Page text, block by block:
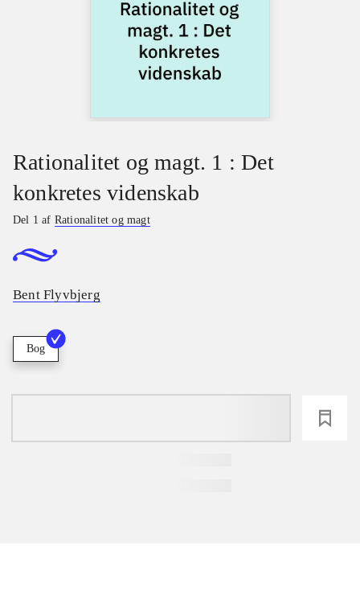
Rationalitet og magt. 1 : Det
konkretes videnskab
Del 1 af Rationalitet og magt
Bent Flyvbjerg
Bog